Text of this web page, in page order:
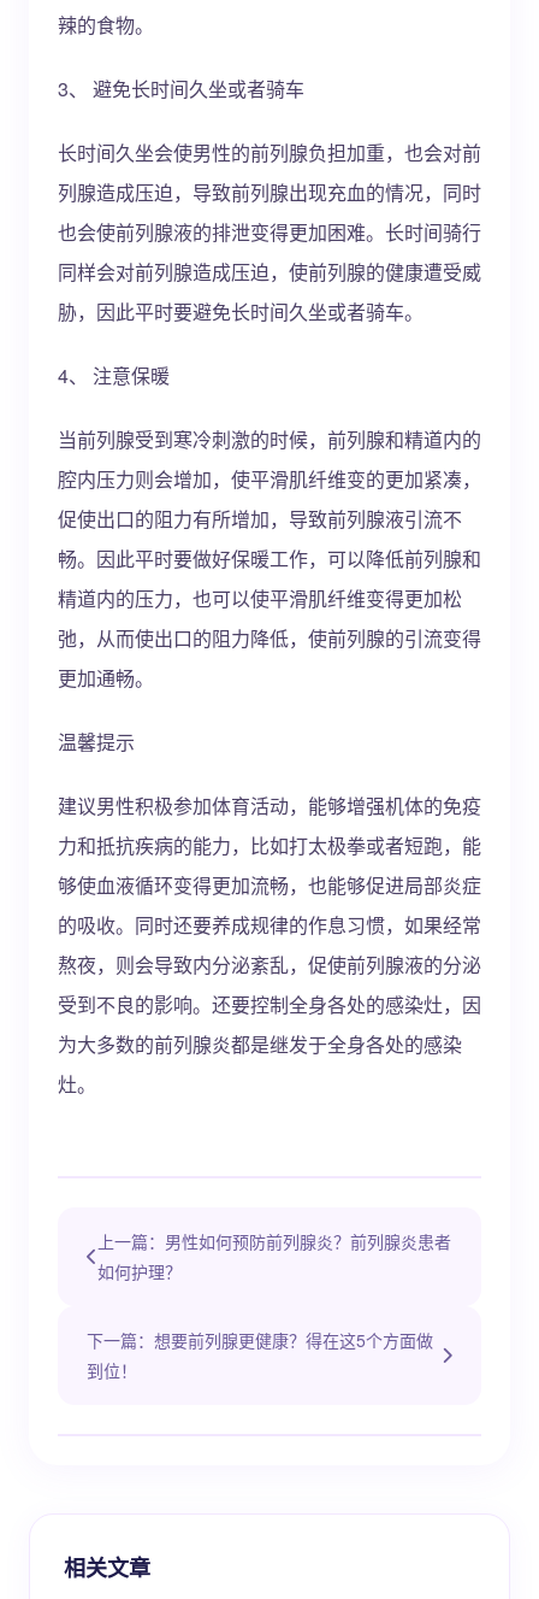
辣的食物。
3、 避免长时间久坐或者骑车
长时间久坐会使男性的前列腺负担加重，也会对前
列腺造成压迫，导致前列腺出现充血的情况，同时
也会使前列腺液的排泄变得更加困难。长时间骑行
同样会对前列腺造成压迫，使前列腺的健康遭受威
胁，因此平时要避免长时间久坐或者骑车。
4、 注意保暖
当前列腺受到寒冷刺激的时候，前列腺和精道内的
腔内压力则会增加，使平滑肌纤维变的更加紧凑，
促使出口的阻力有所增加，导致前列腺液引流不
畅。因此平时要做好保暖工作，可以降低前列腺和
精道内的压力，也可以使平滑肌纤维变得更加松
弛，从而使出口的阻力降低，使前列腺的引流变得
更加通畅。
温馨提示
建议男性积极参加体育活动，能够增强机体的免疫
力和抵抗疾病的能力，比如打太极拳或者短跑，能
够使血液循环变得更加流畅，也能够促进局部炎症
的吸收。同时还要养成规律的作息习惯，如果经常
熬夜，则会导致内分泌紊乱，促使前列腺液的分泌
受到不良的影响。还要控制全身各处的感染灶，因
为大多数的前列腺炎都是继发于全身各处的感染
灶。
上一篇：男性如何预防前列腺炎？前列腺炎患者
如何护理？
下一篇：想要前列腺更健康？得在这5个方面做
到位！
相关文章